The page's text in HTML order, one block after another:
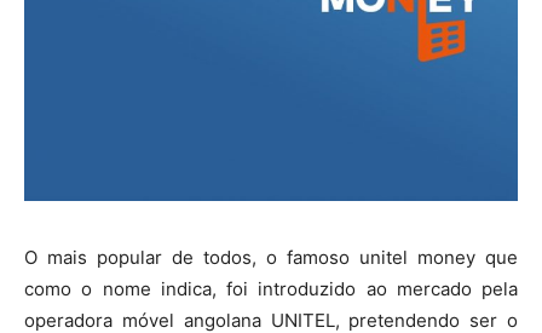
O mais popular de todos, o famoso unitel money que
como o nome indica, foi introduzido ao mercado pela
operadora móvel angolana UNITEL, pretendendo ser o